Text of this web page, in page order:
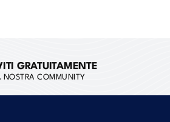
GRATUITAMENTE
NOSTRA COMMUNITY